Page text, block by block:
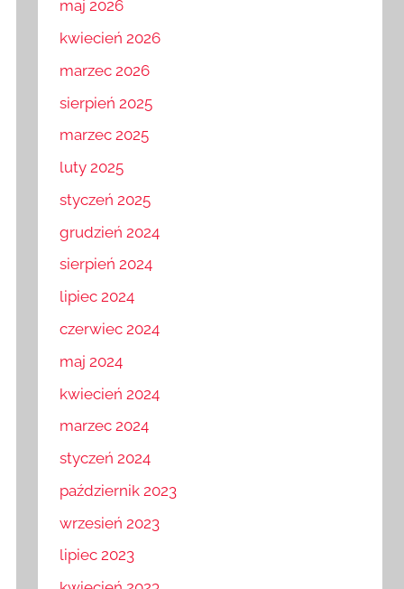
maj 2026
kwiecień 2026
marzec 2026
sierpień 2025
marzec 2025
luty 2025
styczeń 2025
grudzień 2024
sierpień 2024
lipiec 2024
czerwiec 2024
maj 2024
kwiecień 2024
marzec 2024
styczeń 2024
październik 2023
wrzesień 2023
lipiec 2023